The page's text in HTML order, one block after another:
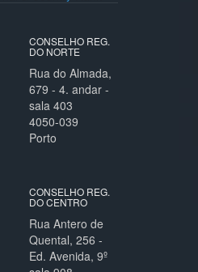
CONSELHO REG.
DO NORTE
Rua do Almada,
679 - 4. andar -
sala 403
4050-039
Porto
CONSELHO REG.
DO CENTRO
Rua Antero de
Quental, 256 -
Ed. Avenida, 9º